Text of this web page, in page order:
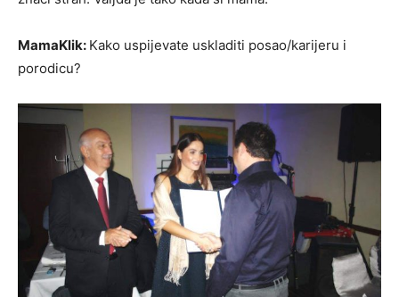
MamaKlik: Kako uspijevate uskladiti posao/karijeru i
porodicu?